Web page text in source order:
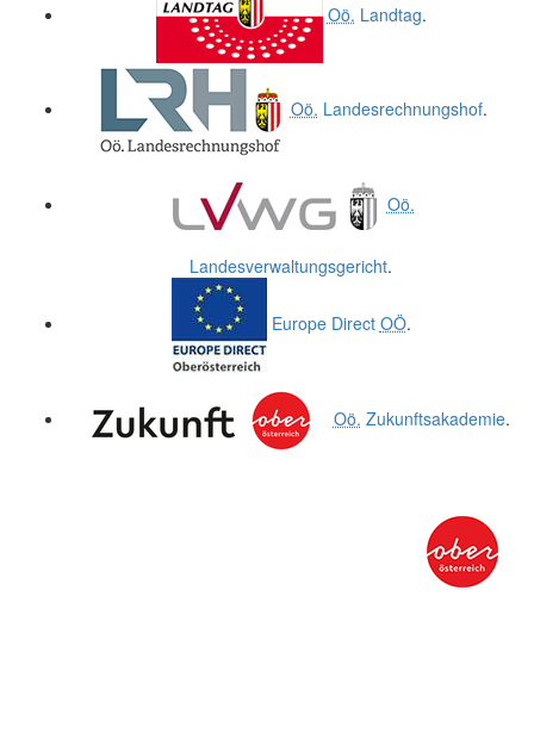
Oö. Landtag.
Oö. Landesrechnungshof.
Oö.
Landesverwaltungsgericht.
Europe Direct OÖ.
Oö. Zukunftsakademie.